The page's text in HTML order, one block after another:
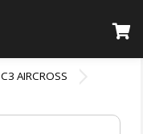
C3 AIRCROSS